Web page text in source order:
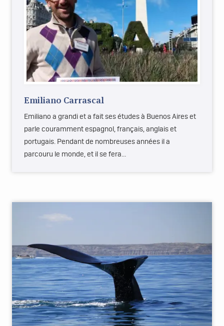
Emiliano Carrascal
Emiliano a grandi et a fait ses études à Buenos Aires et
parle couramment espagnol, français, anglais et
portugais. Pendant de nombreuses années il a
parcouru le monde, et il se fera…